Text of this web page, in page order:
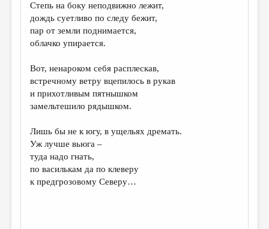
ИЗБРАННОЕ
ДАЙДЖЕСТ
ПЕРЕВОДЫ
КОНКУРСЫ
КНИЖНАЯ ПОЛКА
ОБЗОР ЛИТЕРАТУРЫ
СТРАНИЦЫ ПАМЯТИ
Степь на боку неподвижно лежит,
дождь суетливо по следу бежит,
пар от земли поднимается,
облачко упирается.
Вот, ненароком себя расплескав,
встречному ветру вцепилось в рукав
и прихотливым пятнышком
замельтешило рядышком.
Лишь бы не к югу, в ущельях дремать.
Уж лучше вьюга –
туда надо гнать,
по василькам да по клеверу
к предгрозовому Северу…